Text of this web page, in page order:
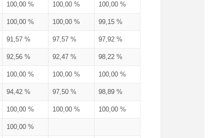
100,00 % 100,00 % 100,00 %
100,00 % 100,00 % 99,15 %
91,57 % 97,57 % 97,92 %
92,56 % 92,47 % 98,22 %
100,00 % 100,00 % 100,00 %
94,42 % 97,50 % 98,89 %
100,00 % 100,00 % 100,00 %
100,00 %